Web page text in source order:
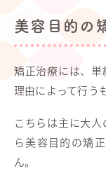
美容目的の
矯正治療には、単
理由によって行う
こちらは主に大
ら美容目的の矯
ん。